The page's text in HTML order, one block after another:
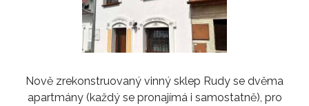
Nově zrekonstruovaný vinný sklep Rudy se dvěma
apartmány (každý se pronajímá i samostatně), pro